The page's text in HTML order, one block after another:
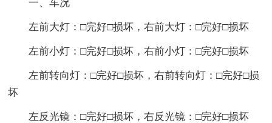
一、车况
左前大灯：□完好□损坏，右前大灯：□完好□损坏
左前小灯：□完好□损坏，右前小灯：□完好□损坏
左前转向灯：□完好□损坏，右前转向灯：□完好□损
坏
左反光镜：□完好□损坏，右反光镜：□完好□损坏